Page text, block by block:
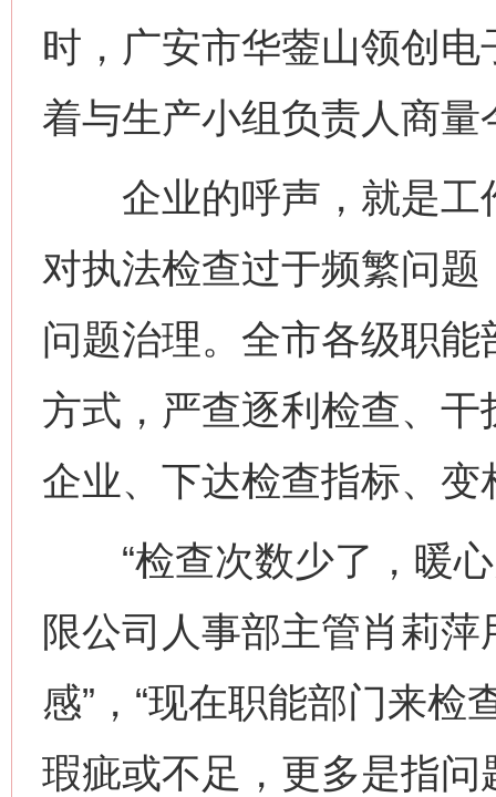
时，广安市华蓥山领创
着与生产小组负责人商
企业的呼声，就是工
对执法检查过于频繁问
问题治理。全市各级职
方式，严查逐利检查、
企业、下达检查指标、
“检查次数少了，暖心
限公司人事部主管肖莉萍
感”，“现在职能部门来
瑕疵或不足，更多是指